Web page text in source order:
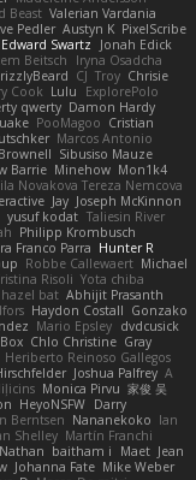
Beast Valerian Vardania
Pedler Austyn K PixelScribe
Edward Swartz
Jonah Edick
Beitsch
Iryna Osadcha
CJ Troy Chrisie
Cook Lulu
ExplorePolo
qwerty Damon Hardy
PooMagoo Cristian
Marcos Antonio
Sibusiso Mauze
Barrie Minehow Mon1k4
Novakova Tereza Nemcova
Jay Joseph McKinnon
yusuf kodat Taliesin River
Philipp Krombusch
Franco Parra Hunter R
Robbe Callewaert Michael
Risoli Yota chiba
hazel bat Abhijit Prasanth
Haydon Costall Gonzako
Mario Epsley dvdcusick
Chlo Christine Gray
Heriberto Reinoso Gallegos
Joshua Palfrey A
Monica Pirvu 家俊 吴
HeyoNSFW Darry
Berntsen Nananekoko Ian
Shelley Martín Franchi
Nathan baitham i Maet Jean
Johanna Fate Mike Weber